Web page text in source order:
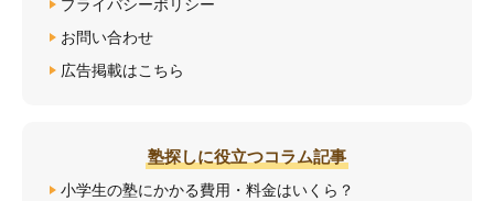
プライバシーポリシー
お問い合わせ
広告掲載はこちら
塾探しに役立つコラム記事
小学生の塾にかかる費用・料金はいくら？